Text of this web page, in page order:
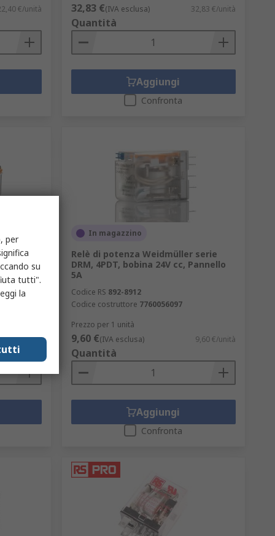
€/unità 32,83 €(IVA esclusa) 32,83 €/unità
Quantità
Aggiungi
Confronta
4PDT,
€/unità
In magazzino
Relè di potenza Weidmüller serie
DRM, 4PDT, bobina 24V cc, Pannello
5A
Codice RS 892-8912
Codice costruttore 7760056097
Prezzo per 1 unità
9,60 €(IVA esclusa) 9,60 €/unità
Quantità
Aggiungi
Confronta
per
su
tutti".
la